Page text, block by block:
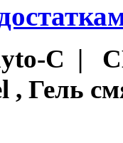
C |
, Гель